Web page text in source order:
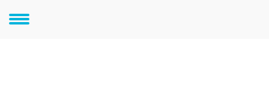
临床检测